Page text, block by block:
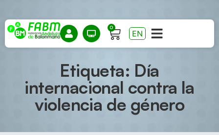
0
EN
Etiqueta: Día
internacional contra la
violencia de género